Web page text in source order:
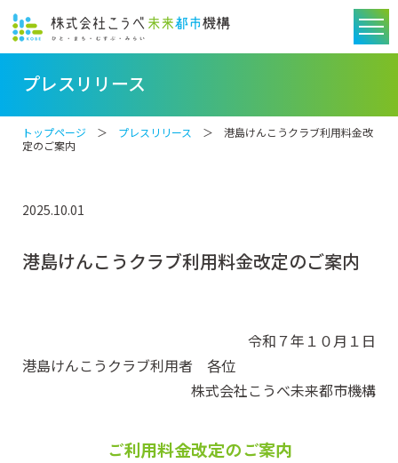
プレスリリース
トップページ ＞ プレスリリース
＞ 港島けんこうクラブ利用料金改
定のご案内
2025.10.01
港島けんこうクラブ利用料金改定のご案内
令和７年１０月１日
港島けんこうクラブ利用者 各位
株式会社こうべ未来都市機構
ご利用料金改定のご案内